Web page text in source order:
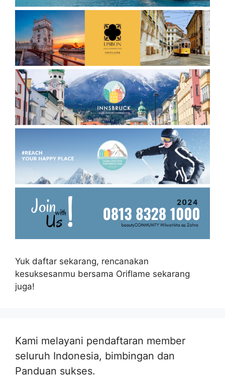
Yuk daftar sekarang, rencanakan
kesuksesanmu bersama Oriflame sekarang
juga!
Kami melayani pendaftaran member
seluruh Indonesia, bimbingan dan
Panduan sukses.